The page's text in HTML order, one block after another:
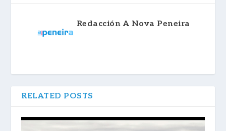
Redacción A Nova Peneira
RELATED POSTS